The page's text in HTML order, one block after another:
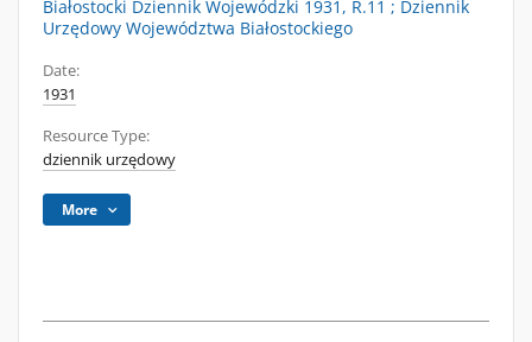
Białostocki Dziennik Wojewódzki 1931, R.11 ; Dziennik
Urzędowy Województwa Białostockiego
Date:
1931
Resource Type:
dziennik urzędowy
More